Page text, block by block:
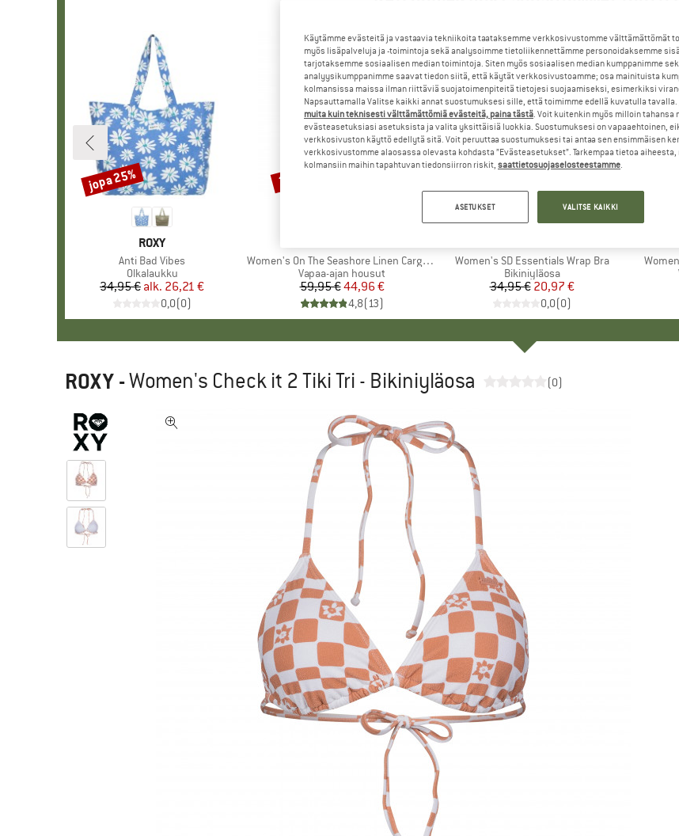
MERKKI
ROXY
Tuote
Anti Bad Vibes
Tuoteryhmä
Olkalaukku
Hinta
34,95 € Alennettu hinta
alk. 26,21 €
0,0(0)
Alennus
jopa 25%
Tuote
Women's On The Seashore Linen Cargo Trousers
Tuoteryhmä
Vapaa-ajan housut
Hinta
59,95 €Alennettu hinta
44,96 €
4,8(13)
Alennus
25%
Tuote
Women's SD Essentials Wrap Bra
Tuoteryhmä
Bikiniyläosa
Hinta
34,95 € Alennettu hinta
20,97 €
0,0(0)
Tuote
ROXY -Women's Check it 2 Tiki Tri - Bikiniyläosa (0)
Käytämme evästeitä ja vastaavia tekniikoita taataksemme verkkosivustomme välttämättömät
myös lisäpalveluja ja -toimintoja sekä analysoimme tietoliikennettämme personoidaksemme
tarjotaksemme sosiaalisen median toimintoja. Siten myös sosiaalisen median kumppanimme
analyysikumppanimme saavat tiedon siitä, että käytät verkkosivustoamme; osa mainituista
kolmansissa maissa ilman riittäviä suojatoimenpiteitä tietojesi suojaamiseksi, esimerkiksi
Napsauttamalla Valitse kaikki annat suostumuksesi sille, että toimimme edellä kuvatulla tavalla.
muita kuin teknisesti välttämättömiä evästeitä, paina tästä. Voit kuitenkin myös milloin tahansa
evästeasetuksiasi asetuksista ja valita yksittäisiä luokkia. Suostumuksesi on vapaaehtoinen,
verkkosivuston käyttö edellytä sitä. Voit peruuttaa suostumuksesi tai antaa sen ensimmäisen
verkkosivustomme alaosassa olevasta kohdasta ”Evästeasetukset”. Tarkempaa tietoa aiheesta,
kolmansiin maihin tapahtuvan tiedonsiirron riskit, saattietosuojaselosteestamme.
ASETUKSET VALITSE KAIKKI